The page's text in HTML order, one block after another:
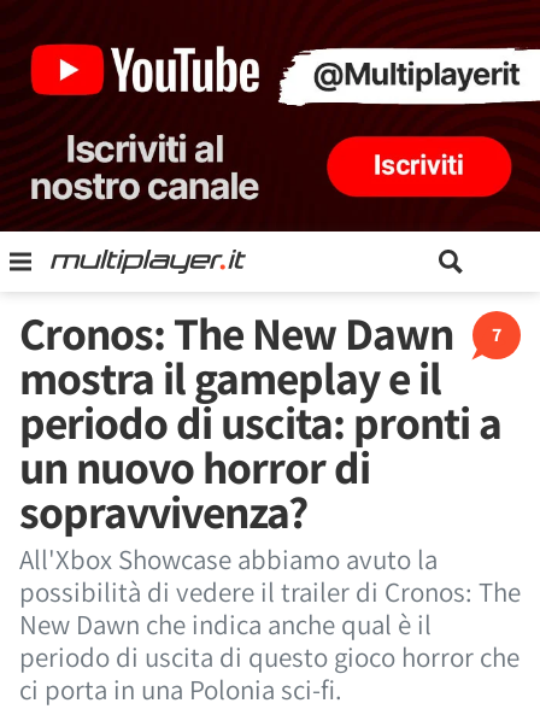
7
Cronos: The New Dawn
mostra il gameplay e il
periodo di uscita: pronti a
un nuovo horror di
sopravvivenza?
All'Xbox Showcase abbiamo avuto la
possibilità di vedere il trailer di Cronos: The
New Dawn che indica anche qual è il
periodo di uscita di questo gioco horror che
ci porta in una Polonia sci-fi.